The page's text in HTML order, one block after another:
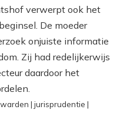
verwerpt ook het
De moeder
onjuiste informatie
Zij had redelijkerwijs
daardoor het
| jurisprudentie |